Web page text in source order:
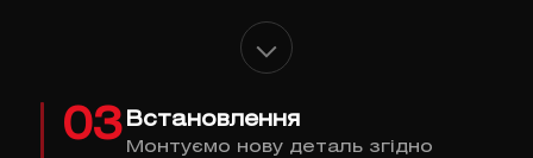
03 Встановлення
Монтуємо нову деталь згідно